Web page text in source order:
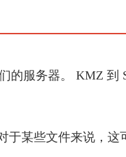
的服务器。 KMZ 到
某些文件来说，这